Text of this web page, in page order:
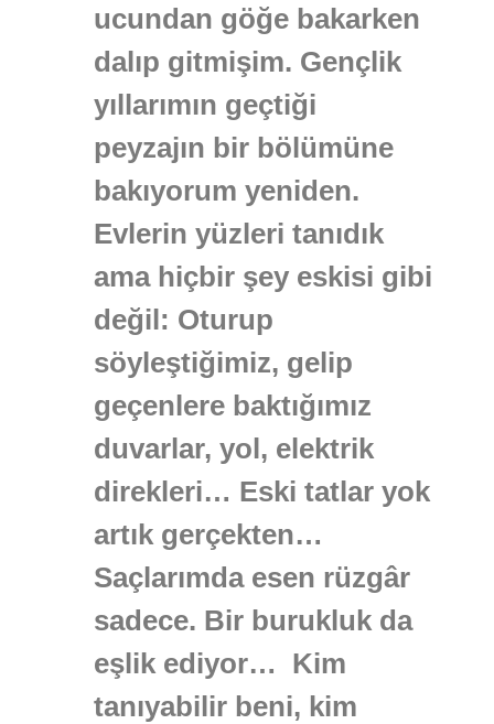
ucundan göğe bakarken
dalıp gitmişim. Gençlik
yıllarımın geçtiği
peyzajın bir bölümüne
bakıyorum yeniden.
Evlerin yüzleri tanıdık
ama hiçbir şey eskisi gibi
değil: Oturup
söyleştiğimiz, gelip
geçenlere baktığımız
duvarlar, yol, elektrik
direkleri… Eski tatlar yok
artık gerçekten…
Saçlarımda esen rüzgâr
sadece. Bir burukluk da
eşlik ediyor… Kim
tanıyabilir beni, kim